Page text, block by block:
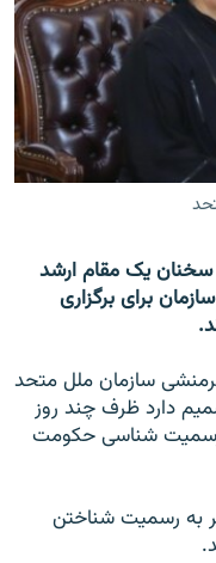
آزاد
سخنان یک مقام ارشد
برای برگزاری
سازمان ملل متحد
دارد ظرف چند روز
رسمیت شناسی حکومت
به رسمیت شناختن